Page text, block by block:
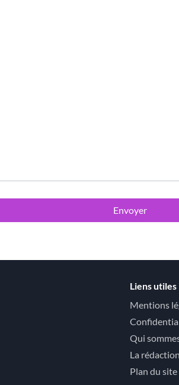
Envoyer
Liens utiles
Mentions
Qui
La rédaction
Plan du site